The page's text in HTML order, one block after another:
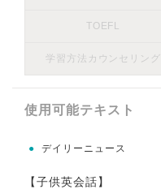
TOEFL
学習方法カウンセリング
使用可能テキスト
● デイリーニュース
【子供英会話】